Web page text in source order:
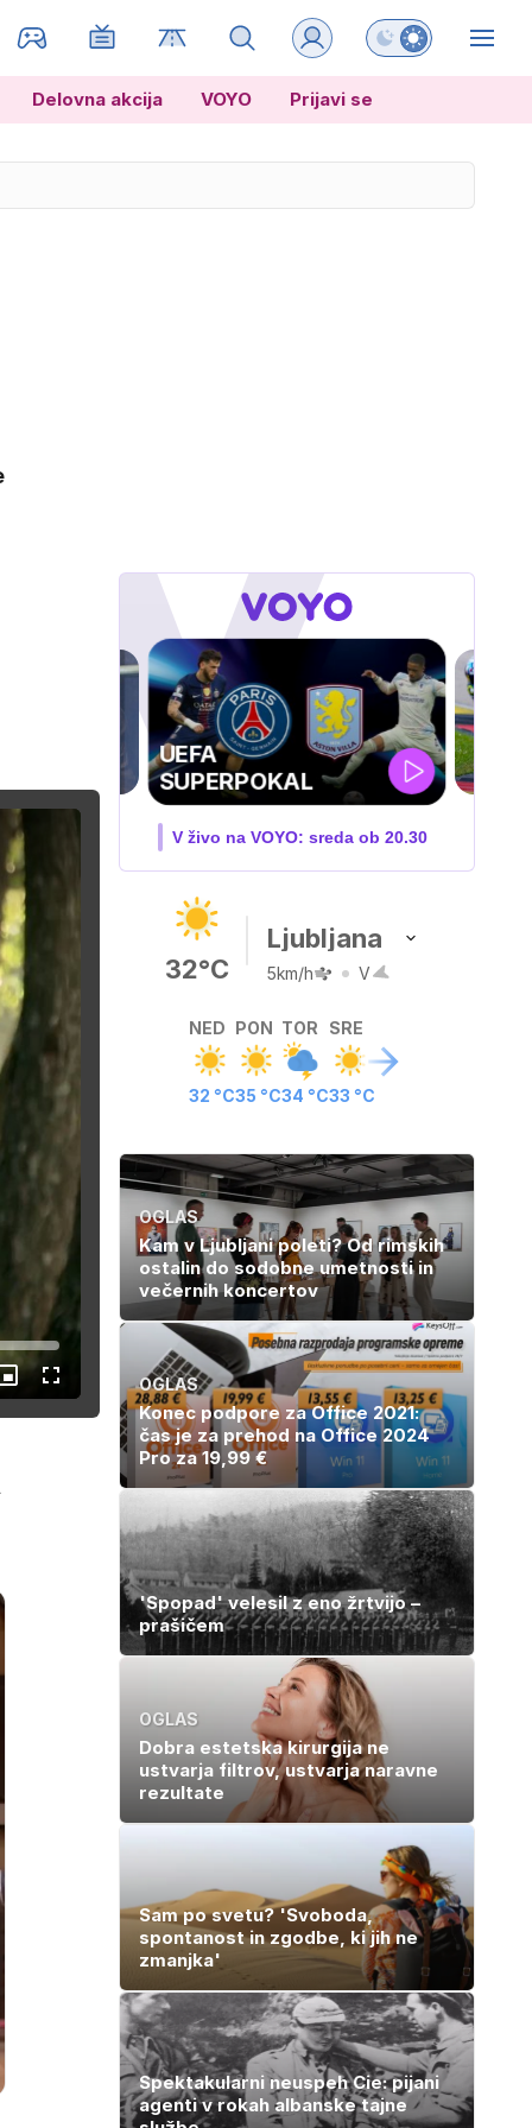
Preklopi barvni
Delovna akcija VOYO Prijavi se
Slika
v
sliki
Celozaslonski
način
MOTOGP . VN
VELIKE BRITANIJE
V živo na VOYO: PET-NED
32°C
Ljubljana
5km/h V
NED
32 °C
PON
35 °C
TOR
34 °C
SRE
33 °C
OGLAS
Kam v Ljubljani poleti? Od rimskih
ostalin do sodobne umetnosti in
večernih koncertov
OGLAS
Konec podpore za Office 2021:
čas je za prehod na Office 2024
Pro za 19,99 €
'Spopad' velesil z eno žrtvijo –
prašičem
OGLAS
Dobra estetska kirurgija ne
ustvarja filtrov, ustvarja naravne
rezultate
Sam po svetu? 'Svoboda,
spontanost in zgodbe, ki jih ne
zmanjka'
Spektakularni neuspeh Cie: pijani
agenti v rokah albanske tajne